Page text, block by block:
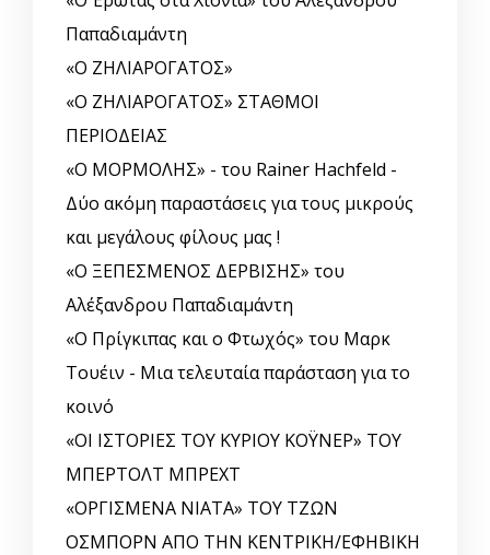
Παπαδιαμάντη
«Ο ΖΗΛΙΑΡΟΓΑΤΟΣ»
«Ο ΖΗΛΙΑΡΟΓΑΤΟΣ» ΣΤΑΘΜΟΙ
ΠΕΡΙΟΔΕΙΑΣ
«Ο ΜΟΡΜΟΛΗΣ» - του Rainer Hachfeld -
Δύο ακόμη παραστάσεις για τους μικρούς
και μεγάλους φίλους μας !
«Ο ΞΕΠΕΣΜΕΝΟΣ ΔΕΡΒΙΣΗΣ» του
Αλέξανδρου Παπαδιαμάντη
«Ο Πρίγκιπας και ο Φτωχός» του Μαρκ
Τουέιν - Μια τελευταία παράσταση για το
κοινό
«ΟΙ ΙΣΤΟΡΙΕΣ ΤΟΥ ΚΥΡΙΟΥ ΚΟΫΝΕΡ» ΤΟΥ
ΜΠΕΡΤΟΛΤ ΜΠΡΕΧΤ
«ΟΡΓΙΣΜΕΝΑ ΝΙΑΤΑ» ΤΟΥ ΤΖΩΝ
ΟΣΜΠΟΡΝ ΑΠΟ ΤΗΝ ΚΕΝΤΡΙΚΗ/ΕΦΗΒΙΚΗ